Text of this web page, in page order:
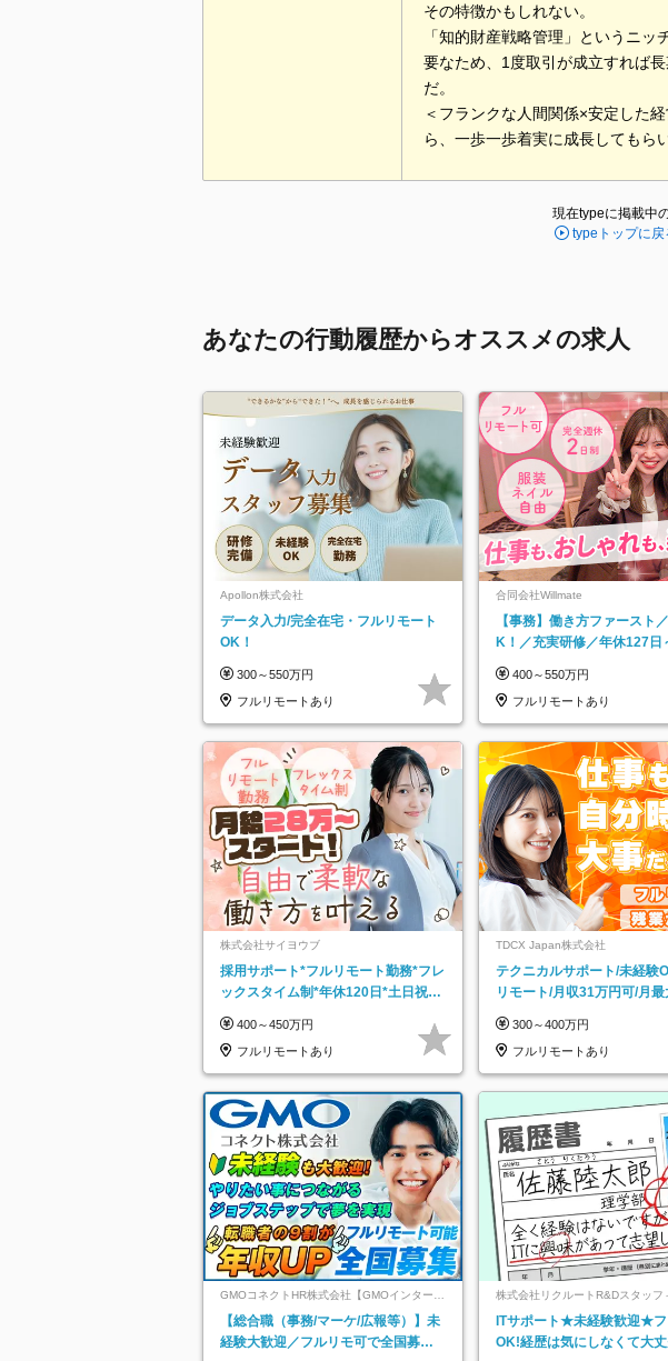
その特徴かもしれない。
「知的財産戦略管理」というニ
要なため、1度取引が成立すれば
だ。
＜フランクな人間関係×安定した
ら、一歩一歩着実に成長してもら
現在typeに掲載中
typeトップに戻
あなたの行動履歴からオススメの求人
Apollon株式会社
データ入力/完全在宅・フルリモート
OK！
300～550万円
フルリモートあり
合同会社Willmate
【事務】働き方ファースト
K！／充実研修／年休127日
400～550万円
フルリモートあり
株式会社サイヨウブ
採用サポート*フルリモート勤務*フレ
ックスタイム制*年休120日*土日祝休
400～450万円
フルリモートあり
TDCX Japan株式会社
テクニカルサポート/未経験
リモート/月収31万円可/月最
300～400万円
フルリモートあり
GMOコネクトHR株式会社【GMOインターネ
ットグループ】
【総合職（事務/マーケ/広報等）】未
経験大歓迎／フルリモ可で全国募
株式会社リクルートR&Dスタッフ
クルートグループ】
ITサポート★未経験歓迎★フ
OK!経歴は気にしなくて大